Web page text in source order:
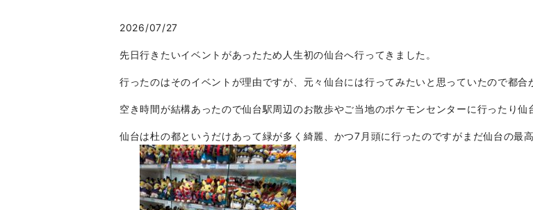
2026/07/27
先日行きたいイベントがあったため人生初の仙台へ行ってきました。
行ったのはそのイベントが理由ですが、元々仙台には行ってみたいと思っていたので都合
空き時間が結構あったので仙台駅周辺のお散歩やご当地のポケモンセンターに行ったり仙
仙台は杜の都というだけあって緑が多く綺麗、かつ7月頭に行ったのですがまだ仙台の